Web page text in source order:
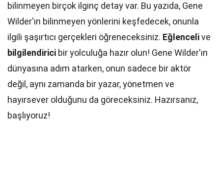
bilinmeyen birçok ilginç detay var. Bu yazıda, Gene
Wilder'ın bilinmeyen yönlerini keşfedecek, onunla
ilgili şaşırtıcı gerçekleri öğreneceksiniz. Eğlencelive
bilgilendirici bir yolculuğa hazır olun! Gene Wilder'ın
dünyasına adım atarken, onun sadece bir aktör
değil, aynı zamanda bir yazar, yönetmen ve
hayırsever olduğunu da göreceksiniz. Hazırsanız,
başlıyoruz!